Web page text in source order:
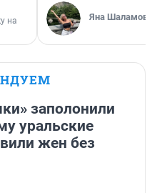
на
Яна Шаламова
заполонили
уральские
жен без